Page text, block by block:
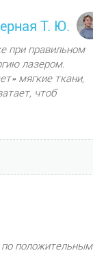
Т. Ю.
при правильном
лазером.
мягкие ткани,
чтоб
по положительным